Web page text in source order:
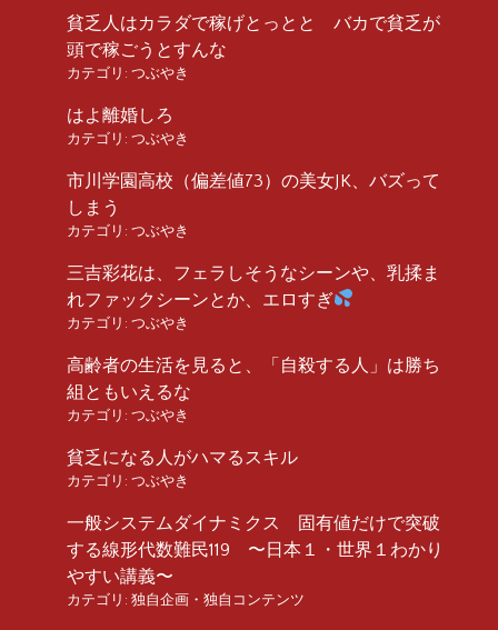
貧乏人はカラダで稼げとっとと バカで貧乏が
頭で稼ごうとすんな
カテゴリ: つぶやき
はよ離婚しろ
カテゴリ: つぶやき
市川学園高校（偏差値73）の美女JK、バズって
しまう
カテゴリ: つぶやき
三吉彩花は、フェラしそうなシーンや、乳揉ま
れファックシーンとか、エロすぎ
カテゴリ: つぶやき
高齢者の生活を見ると、「自殺する人」は勝ち
組ともいえるな
カテゴリ: つぶやき
貧乏になる人がハマるスキル
カテゴリ: つぶやき
一般システムダイナミクス 固有値だけで突破
する線形代数難民119 〜日本１・世界１わかり
やすい講義〜
カテゴリ: 独自企画・独自コンテンツ